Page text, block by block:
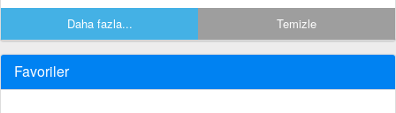
Daha fazla... Temizle
Favoriler